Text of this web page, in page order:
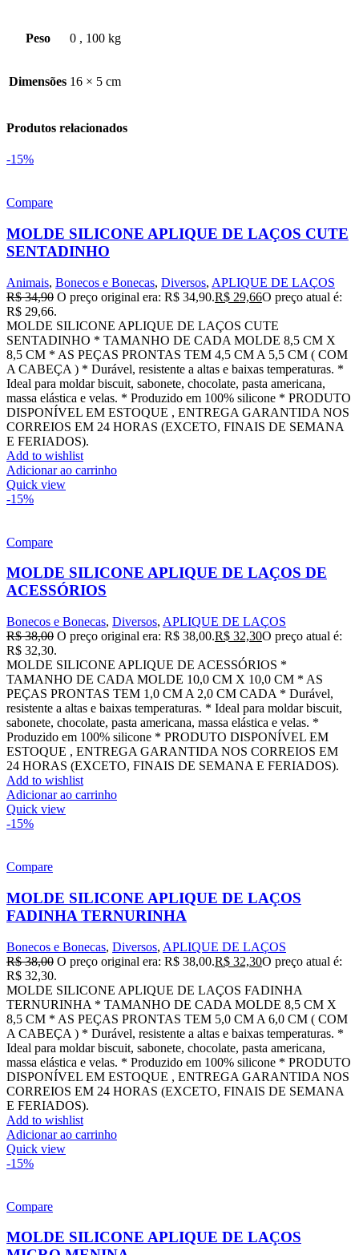
Peso 0 , 100 kg
Dimensões 16 × 5 cm
Produtos relacionados
-15%
Compare
MOLDE SILICONE APLIQUE DE LAÇOS CUTE
SENTADINHO
Animais, Bonecos e Bonecas, Diversos, APLIQUE DE LAÇOS
R$34,90 O preço original era: R$ 34,90.R$ 29,66O preço atual é:
R$ 29,66.
MOLDE SILICONE APLIQUE DE LAÇOS CUTE
SENTADINHO * TAMANHO DE CADA MOLDE 8,5 CM X
8,5 CM * AS PEÇAS PRONTAS TEM 4,5 CM A 5,5 CM ( COM
A CABEÇA ) * Durável, resistente a altas e baixas temperaturas. *
Ideal para moldar biscuit, sabonete, chocolate, pasta americana,
massa elástica e velas. * Produzido em 100% silicone * PRODUTO
DISPONÍVEL EM ESTOQUE , ENTREGA GARANTIDA NOS
CORREIOS EM 24 HORAS (EXCETO, FINAIS DE SEMANA
E FERIADOS).
Add to wishlist
Adicionar ao carrinho
Quick view
-15%
Compare
MOLDE SILICONE APLIQUE DE LAÇOS DE
ACESSÓRIOS
Bonecos e Bonecas, Diversos, APLIQUE DE LAÇOS
R$38,00 O preço original era: R$ 38,00.R$ 32,30O preço atual é:
R$ 32,30.
MOLDE SILICONE APLIQUE DE ACESSÓRIOS *
TAMANHO DE CADA MOLDE 10,0 CM X 10,0 CM * AS
PEÇAS PRONTAS TEM 1,0 CM A 2,0 CM CADA * Durável,
resistente a altas e baixas temperaturas. * Ideal para moldar biscuit,
sabonete, chocolate, pasta americana, massa elástica e velas. *
Produzido em 100% silicone * PRODUTO DISPONÍVEL EM
ESTOQUE , ENTREGA GARANTIDA NOS CORREIOS EM
24 HORAS (EXCETO, FINAIS DE SEMANA E FERIADOS).
Add to wishlist
Adicionar ao carrinho
Quick view
-15%
Compare
MOLDE SILICONE APLIQUE DE LAÇOS
FADINHA TERNURINHA
Bonecos e Bonecas, Diversos, APLIQUE DE LAÇOS
R$38,00 O preço original era: R$ 38,00.R$ 32,30O preço atual é:
R$ 32,30.
MOLDE SILICONE APLIQUE DE LAÇOS FADINHA
TERNURINHA * TAMANHO DE CADA MOLDE 8,5 CM X
8,5 CM * AS PEÇAS PRONTAS TEM 5,0 CM A 6,0 CM ( COM
A CABEÇA ) * Durável, resistente a altas e baixas temperaturas. *
Ideal para moldar biscuit, sabonete, chocolate, pasta americana,
massa elástica e velas. * Produzido em 100% silicone * PRODUTO
DISPONÍVEL EM ESTOQUE , ENTREGA GARANTIDA NOS
CORREIOS EM 24 HORAS (EXCETO, FINAIS DE SEMANA
E FERIADOS).
Add to wishlist
Adicionar ao carrinho
Quick view
-15%
Compare
MOLDE SILICONE APLIQUE DE LAÇOS